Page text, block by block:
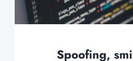
Spoofing,